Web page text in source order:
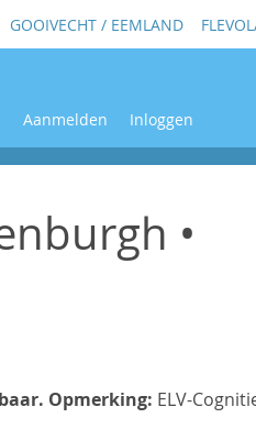
GOOIVECHT / EEMLAND
Aanmelden Inloggen
•
Opmerking: ELV-